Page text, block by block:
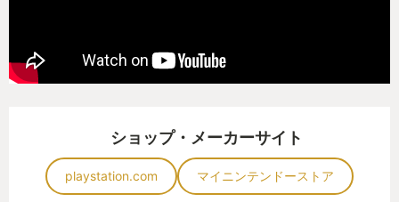
ショップ・メーカーサイト
playstation.com マイニンテンドーストア